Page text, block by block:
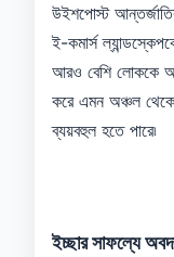
উইশপোস্ট
ই-কমার্স
আরও বেশি লোককে
করে এমন অঞ্চল থেকে
ব্যয়বহুল হতে পারে৷
ইচ্ছার সাফল্যে